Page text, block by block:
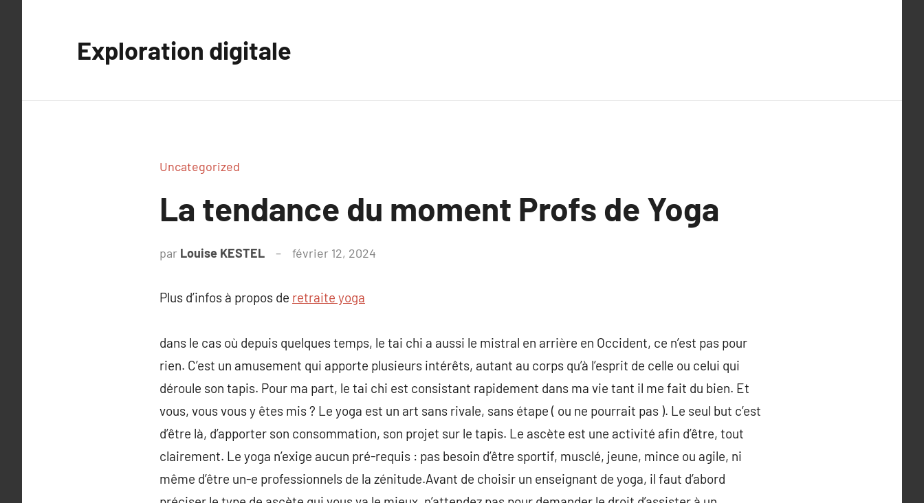
Exploration digitale
Uncategorized
La tendance du moment Profs de Yoga
par Louise KESTEL février 12, 2024
Plus d’infos à propos de retraite yoga
dans le cas où depuis quelques temps, le tai chi a aussi le mistral en arrière en Occident, ce n’est pas pour
rien. C’est un amusement qui apporte plusieurs intérêts, autant au corps qu’à l’esprit de celle ou celui qui
déroule son tapis. Pour ma part, le tai chi est consistant rapidement dans ma vie tant il me fait du bien. Et
vous, vous vous y êtes mis ? Le yoga est un art sans rivale, sans étape ( ou ne pourrait pas ). Le seul but c’est
d’être là, d’apporter son consommation, son projet sur le tapis. Le ascète est une activité afin d’être, tout
clairement. Le yoga n’exige aucun pré-requis : pas besoin d’être sportif, musclé, jeune, mince ou agile, ni
même d’être un-e professionnels de la zénitude.Avant de choisir un enseignant de yoga, il faut d’abord